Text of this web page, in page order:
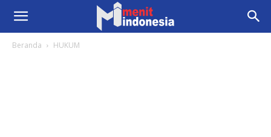
Beranda HUKUM